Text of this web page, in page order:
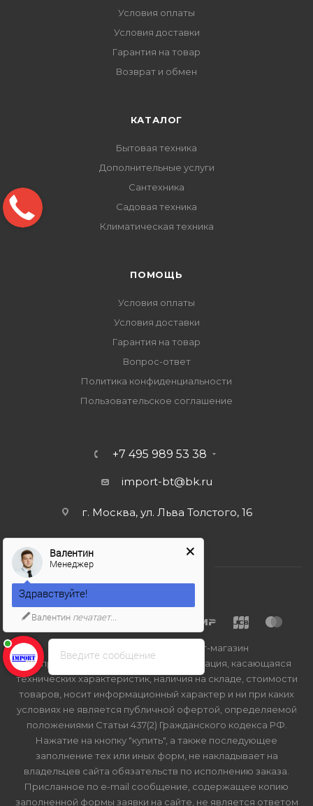
Условия оплаты
Условия доставки
Гарантия на товар
Возврат и обмен
КАТАЛОГ
Бытовая техника
Дополнительные услуги
Сантехника
Садовая техника
Климатическая техника
ПОМОЩЬ
Условия оплаты
Условия доставки
Гарантия на товар
Вопрос-ответ
Политика конфиденциальности
Пользовательское соглашение
+7 495 989 53 38
import-bt@bk.ru
г. Москва, ул. Льва Толстого, 16
2026 © Import-bt.ru - интернет-магазин
Вся представленная на сайте информация, касающаяся
технических характеристик, наличия на складе, стоимости
товаров, носит информационный характер и ни при каких
условиях не является публичной офертой, определяемой
положениями Статьи 437(2) Гражданского кодекса РФ.
Нажатие на кнопку "купить", а также последующее
заполнение тех или иных форм, не накладывает на
владельцев сайта обязательств по исполнению заказа.
Присланное по e-mail сообщение, содержащее копию
заполненной формы заявки на сайте, не является ответом
Введите сообщение
Валентин
Менеджер
Здравствуйте!
Валентин печатает...